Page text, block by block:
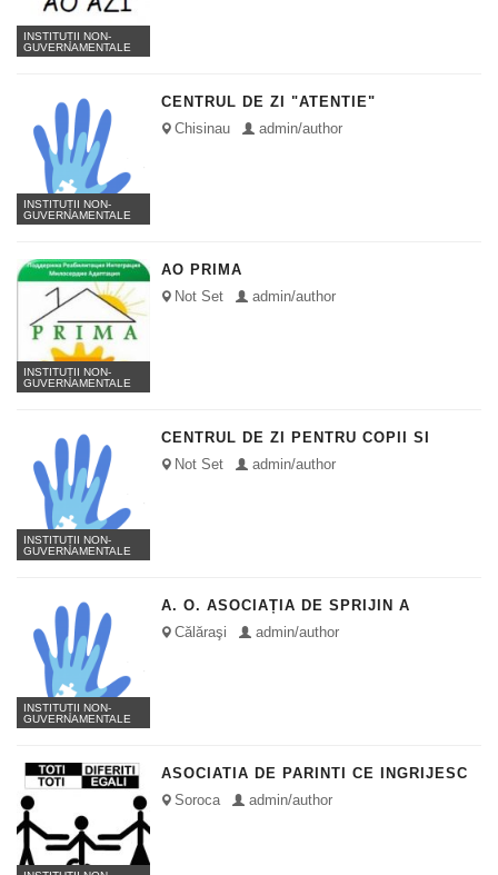
INSTITUȚII NON-
GUVERNAMENTALE
INSTITUȚII NON-
GUVERNAMENTALE
CENTRUL DE ZI "ATENTIE"
Chisinau
admin/author
INSTITUȚII NON-
GUVERNAMENTALE
AO PRIMA
Not Set
admin/author
INSTITUȚII NON-
GUVERNAMENTALE
CENTRUL DE ZI PENTRU COPII SI
TINERI „CASA PENTRU TOTI”
Not Set admin/author
INSTITUȚII NON-
GUVERNAMENTALE
A. O. ASOCIAȚIA DE SPRIJIN A
COPIILOR ȘI TINERILOR CU…
Călăraşi admin/author
ASOCIATIA DE PARINTI CE INGRIJESC
COPII CU DEZABILITATI "TREAPTA CU…
Soroca admin/author